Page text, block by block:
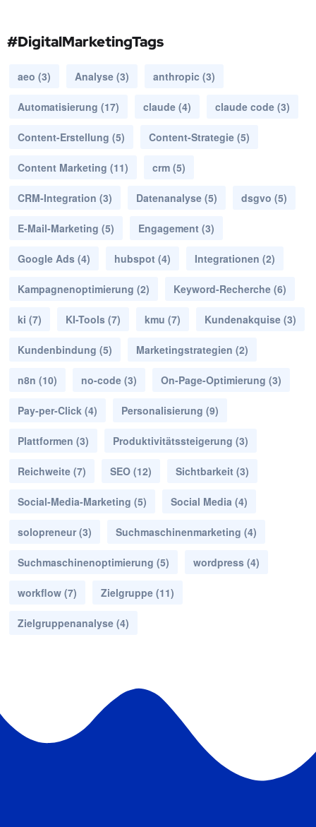
#DigitalMarketingTags
aeo (3) Analyse (3) anthropic (3)
Automatisierung (17) claude (4) claude code (3)
Content-Erstellung (5) Content-Strategie (5)
Content Marketing (11) crm (5)
CRM-Integration (3) Datenanalyse (5) dsgvo (5)
E-Mail-Marketing (5) Engagement (3)
Google Ads (4) hubspot (4) Integrationen (2)
Kampagnenoptimierung (2) Keyword-Recherche (6)
ki (7) KI-Tools (7) kmu (7) Kundenakquise (3)
Kundenbindung (5) Marketingstrategien (2)
n8n (10) no-code (3) On-Page-Optimierung (3)
Pay-per-Click (4) Personalisierung (9)
Plattformen (3) Produktivitätssteigerung (3)
Reichweite (7) SEO (12) Sichtbarkeit (3)
Social-Media-Marketing (5) Social Media (4)
solopreneur (3) Suchmaschinenmarketing (4)
Suchmaschinenoptimierung (5) wordpress (4)
workflow (7) Zielgruppe (11)
Zielgruppenanalyse (4)